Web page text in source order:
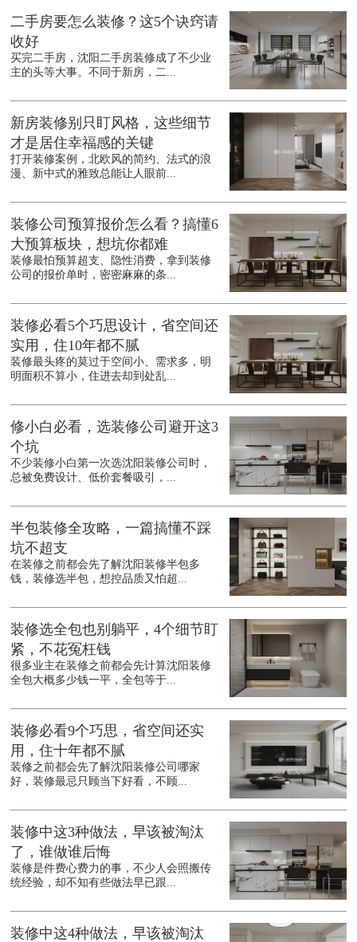
二手房要怎么装修？这5个诀窍请
收好
买完二手房，沈阳二手房装修成了不少业
主的头等大事。不同于新房，二...
新房装修别只盯风格，这些细节
才是居住幸福感的关键
打开装修案例，北欧风的简约、法式的浪
漫、新中式的雅致总能让人眼前...
装修公司预算报价怎么看？搞懂6
大预算板块，想坑你都难
装修最怕预算超支、隐性消费，拿到装修
公司的报价单时，密密麻麻的条...
装修必看5个巧思设计，省空间还
实用，住10年都不腻
装修最头疼的莫过于空间小、需求多，明
明面积不算小，住进去却到处乱...
修小白必看，选装修公司避开这3
个坑
不少装修小白第一次选沈阳装修公司时，
总被免费设计、低价套餐吸引，...
半包装修全攻略，一篇搞懂不踩
坑不超支
在装修之前都会先了解沈阳装修半包多
钱，装修选半包，想控品质又怕超...
装修选全包也别躺平，4个细节盯
紧，不花冤枉钱
很多业主在装修之前都会先计算沈阳装修
全包大概多少钱一平，全包等于...
装修必看9个巧思，省空间还实
用，住十年都不腻
装修之前都会先了解沈阳装修公司哪家
好，装修最忌只顾当下好看，不顾...
装修中这3种做法，早该被淘汰
了，谁做谁后悔
装修是件费心费力的事，不少人会照搬传
统经验，却不知有些做法早已跟...
装修中这4种做法，早该被淘汰